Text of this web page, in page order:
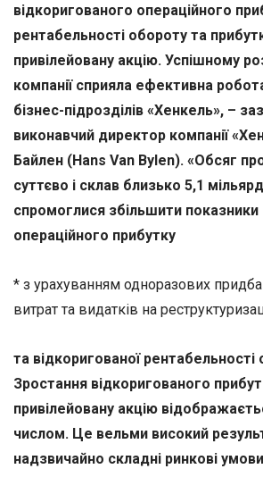
відкоригованого операційного
рентабельності обороту та
привілейовану акцію. Успішному
компанії сприяла ефективна
бізнес-підрозділів «Хенкель», –
виконавчий директор компанії
Байлен (Hans Van Bylen). «Обсяг
суттєво і склав близько 5,1
спромоглися збільшити показники
операційного прибутку
* з урахуванням одноразових
витрат та видатків на
та відкоригованої рентабельності
Зростання відкоригованого
привілейовану акцію
числом. Це вельми високий
надзвичайно складні ринкові